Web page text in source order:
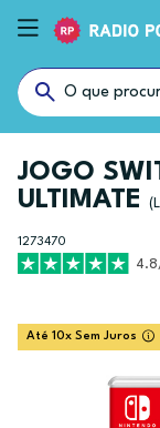
JOGO
ULTIMATE
1273470
Até 10x Sem Juros